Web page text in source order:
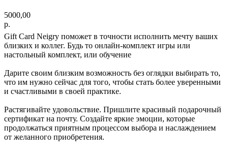
5000,00
р.
Gift Card Neigry поможет в точности исполнить мечту ваших
близких и коллег. Будь то онлайн-комплект игры или
настольный комплект, или обучение
Дарите своим близким возможность без оглядки выбирать то,
что им нужно сейчас для того, чтобы стать более уверенными
и счастливыми в своей практике.
Растягивайте удовольствие. Пришлите красивый подарочный
сертификат на почту. Создайте яркие эмоции, которые
продолжаться приятным процессом выбора и наслаждением
от желанного приобретения.